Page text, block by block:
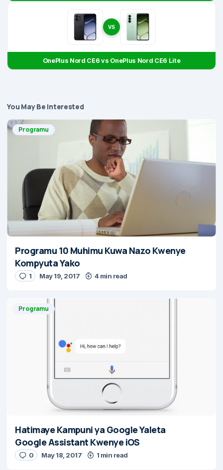
VS
OnePlus Nord CE6 vs OnePlus Nord CE6 Lite
You May Be Interested
Programu
Programu 10 Muhimu Kuwa Nazo Kwenye
Kompyuta Yako
1 May 19, 2017 4 min read
Programu
Hatimaye Kampuni ya Google Yaleta
Google Assistant Kwenye iOS
0 May 18, 2017 1 min read